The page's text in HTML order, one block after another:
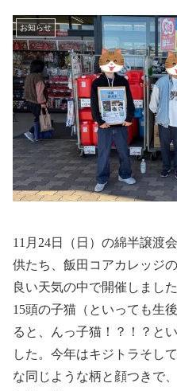
お知らせ
11月24日（日）の綿半譲渡
供たち、飯田コアカレッジ
良い天気の中で開催しました
15頭の子猫（といっても生
ると、んっ子猫！？！？と
した。今年はキジトラそし
な同じような柄と顔つきで